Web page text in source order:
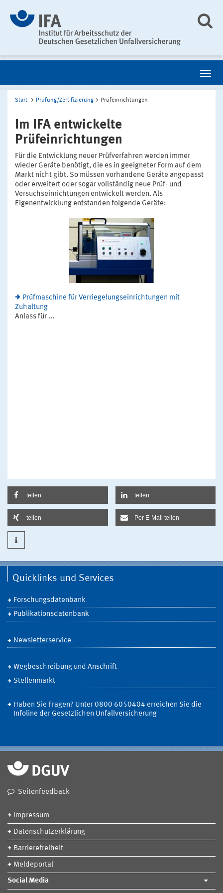
Start Prüfung/Zertifizierung Prüfeinrichtungen
Im IFA entwickelte
Prüfeinrichtungen
Für die Entwicklung neuer Prüfverfahren werden immer
wieder Geräte benötigt, die es in geeigneter Form auf dem
Markt nicht gibt. So müssen vorhandene Geräte angepasst
oder erweitert oder sogar vollständig neue Prüf- und
Versuchseinrichtungen entwickelt werden. Als
Eigenentwicklung entstanden folgende Geräte:
Prüfmaschine für Verriegelungseinrichtungen mit
Zuhaltung
Anlass für ...
teilen teilen
teilen Per E-Mail teilen
Quicklinks und Services
Forschungsdatenbank
Publikationsdatenbank
Newsletterservice
Wegbeschreibung und Anschrift
Stellenmarkt
Haben Sie Fragen? Unter 0800 6050404 erreichen Sie die
Infoline der Gesetzlichen Unfallversicherung
Seitenfeedback
Impressum
Datenschutzerklärung
Barrierefreiheit
Meldeportal
Social Media